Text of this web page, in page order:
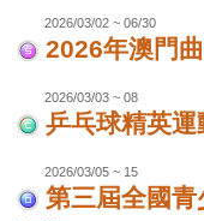
2026/03/02 ~ 06/30
2026年澳門
2026/03/03 ~ 08
乒乓球精英
2026/03/05 ~ 15
第三屆全國